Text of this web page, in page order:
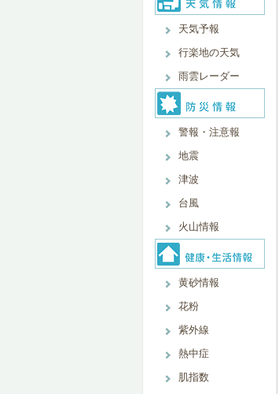
天気予報
行楽地の天気
雨雲レーダー
警報・注意報
地震
津波
台風
火山情報
黄砂情報
花粉
紫外線
熱中症
肌指数